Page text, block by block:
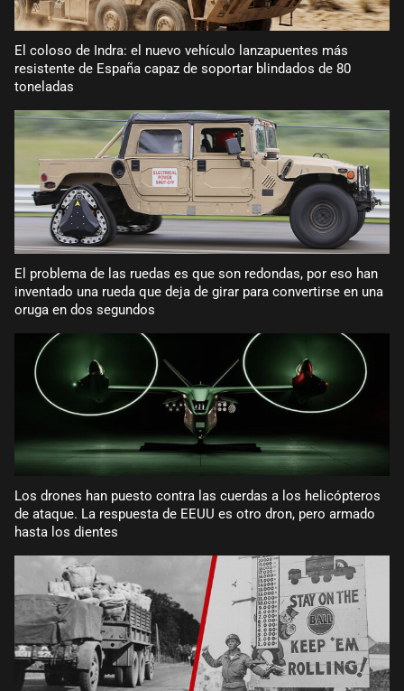
El coloso de Indra: el nuevo vehículo lanzapuentes más
resistente de España capaz de soportar blindados de 80
toneladas
El problema de las ruedas es que son redondas, por eso han
inventado una rueda que deja de girar para convertirse en una
oruga en dos segundos
Los drones han puesto contra las cuerdas a los helicópteros
de ataque. La respuesta de EEUU es otro dron, pero armado
hasta los dientes